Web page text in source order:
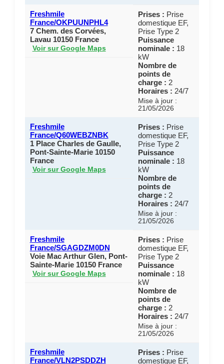
Freshmile
France/OKPUUNPHL4
7 Chem. des Corvées,
Lavau 10150 France
Voir sur Google Maps
Prises : Prise
domestique EF,
Prise Type 2
Puissance
nominale : 18
kW
Nombre de
points de
charge : 2
Horaires : 24/7
Mise à jour :
21/05/2026
Freshmile
France/Q60WEBZNBK
1 Place Charles de Gaulle,
Pont-Sainte-Marie 10150
France
Voir sur Google Maps
Prises : Prise
domestique EF,
Prise Type 2
Puissance
nominale : 18
kW
Nombre de
points de
charge : 2
Horaires : 24/7
Mise à jour :
21/05/2026
Freshmile
France/SGAGDZM0DN
Voie Mac Arthur Glen, Pont-
Sainte-Marie 10150 France
Voir sur Google Maps
Prises : Prise
domestique EF,
Prise Type 2
Puissance
nominale : 18
kW
Nombre de
points de
charge : 2
Horaires : 24/7
Mise à jour :
21/05/2026
Freshmile
France/VLN2PSDDZH
Prises : Prise
domestique EF,